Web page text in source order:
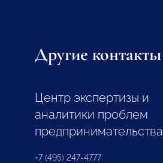
Другие контакты
Центр экспертизы и
аналитики проблем
предпринимательства
+7 (495) 247-4777